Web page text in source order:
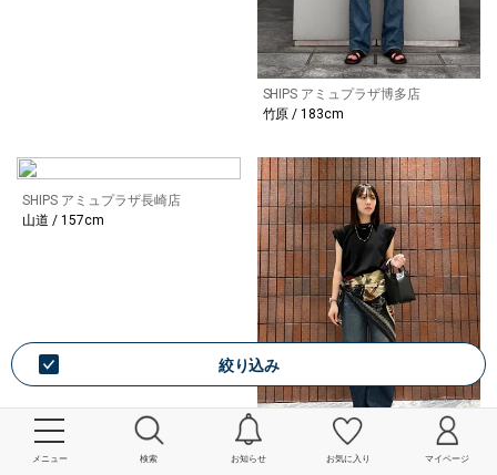
メニュー 検索 お知らせ お気に入り マイページ
絞り込み
SHIPS アミュプラザ博多店
竹原 / 183cm
SHIPS アミュプラザ長崎店
山道 / 157cm